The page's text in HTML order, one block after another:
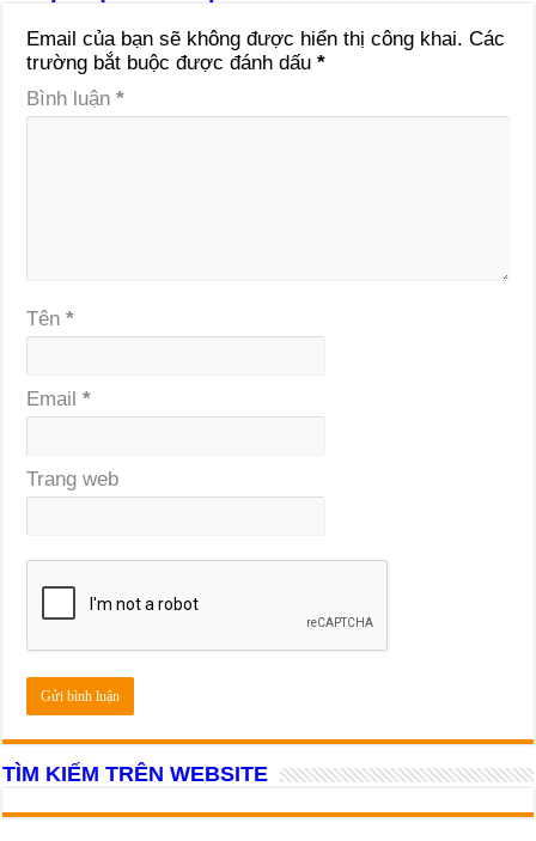
Email của bạn sẽ không được hiển thị công khai. Các
trường bắt buộc được đánh dấu*
Bình luận*
Tên*
Email*
Trang web
TÌM KIẾM TRÊN WEBSITE